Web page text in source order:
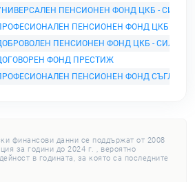
ПЕНСИОНЕН ФОНД ЦКБ - СИЛА
ПЕНСИОНЕН ФОНД ЦКБ -
ПЕНСИОНЕН ФОНД ЦКБ - СИЛА
ФОНД ПРЕСТИЖ
ПЕНСИОНЕН ФОНД СЪГЛАСИЕ
финансови данни се поддържат от 2008
за години до 2024 г. , вероятно
в годината, за която са последните